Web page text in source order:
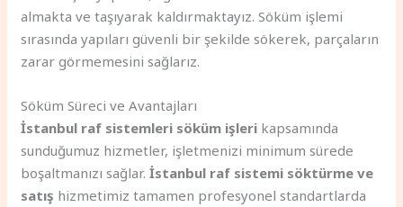
almakta ve taşıyarak kaldırmaktayız. Söküm işlemi
sırasında yapıları güvenli bir şekilde sökerek, parçaların
zarar görmemesini sağlarız.
Söküm Süreci ve Avantajları
İstanbul raf sistemleri söküm işleri kapsamında
sunduğumuz hizmetler, işletmenizi minimum sürede
boşaltmanızı sağlar.İstanbul raf sistemi söktürme ve
satış hizmetimiz tamamen profesyonel standartlarda